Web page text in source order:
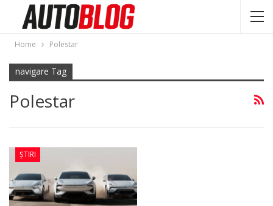
Home Polestar
navigare Tag
Polestar
ȘTIRI